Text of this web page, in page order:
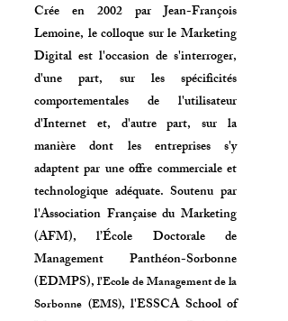
Crée en 2002 par Jean-François
Lemoine, le colloque sur le Marketing
Digital est l'occasion de s'interroger,
d'une part, sur les spécificités
comportementales de l'utilisateur
d'Internet et, d'autre part, sur la
manière dont les entreprises s'y
adaptent par une offre commerciale et
technologique adéquate. Soutenu par
l'Association Française du Marketing
(AFM), l’École Doctorale de
Management Panthéon-Sorbonne
(EDMPS),l’Ecole de Management de la
Sorbonne (EMS), l'ESSCA School of